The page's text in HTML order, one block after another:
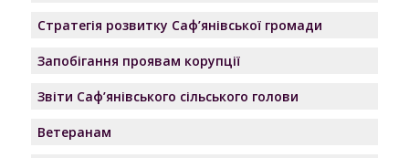
Стратегія розвитку Саф’янівської громади
Запобігання проявам корупції
Звіти Саф’янівського сільського голови
Ветеранам